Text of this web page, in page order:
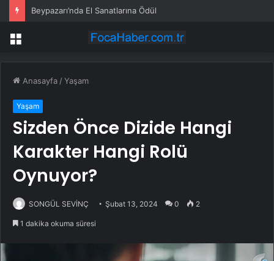
Beypazarı’nda El Sanatlarına Ödül
Menü
Anasayfa /Yaşam
Yaşam
Sizden Önce Dizide Hangi
Karakter Hangi Rolü
Oynuyor?
SONGÜL SEVİNÇ Şubat 13, 2024 0 2
1 dakika okuma süresi